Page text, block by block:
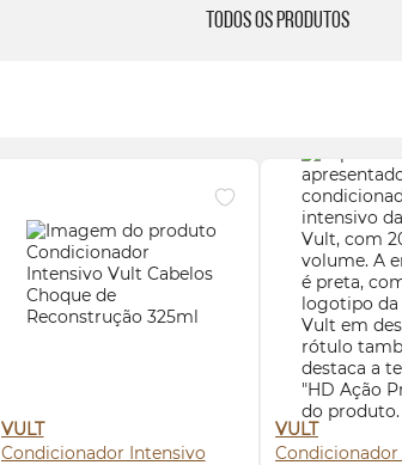
Todos os Produtos
VULT
Condicionador Intensivo
VULT
Condicionador